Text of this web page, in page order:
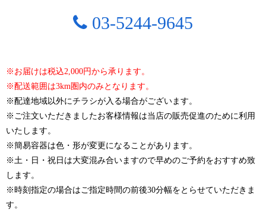
03-5244-9645
※お届けは税込2,000円から承ります。
※配送範囲は3km圏内のみとなります。
※配達地域以外にチラシが入る場合がございます。
※ご注文いただきましたお客様情報は当店の販売促進のために利用
いたします。
※簡易容器は色・形が変更になることがあります。
※土・日・祝日は大変混み合いますので早めのご予約をおすすめ致
します。
※時刻指定の場合はご指定時間の前後30分幅をとらせていただきま
す。